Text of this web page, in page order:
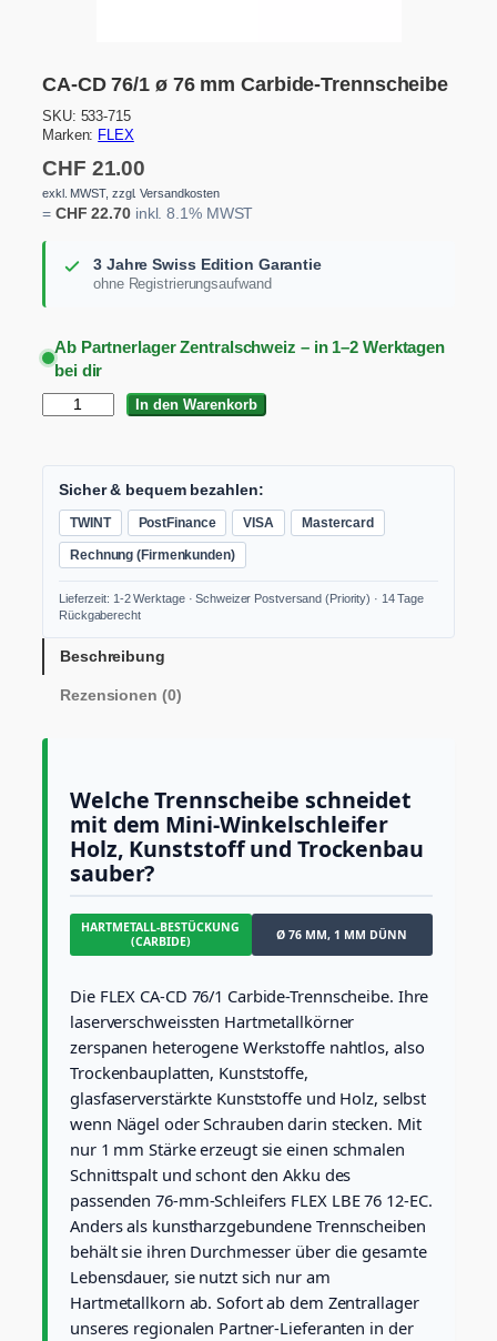
CA-CD 76/1 ø 76 mm Carbide-Trennscheibe
CHF 21.00
exkl. MWST, zzgl. Versandkosten
= CHF 22.70inkl. 8.1% MWST
3 Jahre Swiss Edition Garantie
ohne Registrierungsaufwand
Ab Partnerlager Zentralschweiz – in 1–2 Werktagen
bei dir
m
r
In den Warenkorb
Sicher & bequem bezahlen:
TWINT PostFinance VISA Mastercard
Rechnung (Firmenkunden)
Lieferzeit: 1-2 Werktage · Schweizer Postversand (Priority) · 14 Tage
Rückgaberecht
SKU: 533-715
Marken: FLEX
Beschreibung
Rezensionen (0)
Welche Trennscheibe schneidet
mit dem Mini-Winkelschleifer
Holz, Kunststoff und Trockenbau
sauber?
HARTMETALL-BESTÜCKUNG
(CARBIDE)
Ø 76 MM, 1 MM DÜNN
Die FLEX CA-CD 76/1 Carbide-Trennscheibe. Ihre
laserverschweissten Hartmetallkörner
zerspanen heterogene Werkstoffe nahtlos, also
Trockenbauplatten, Kunststoffe,
glasfaserverstärkte Kunststoffe und Holz, selbst
wenn Nägel oder Schrauben darin stecken. Mit
nur 1 mm Stärke erzeugt sie einen schmalen
Schnittspalt und schont den Akku des
passenden 76-mm-Schleifers FLEX LBE 76 12-EC.
Anders als kunstharzgebundene Trennscheiben
behält sie ihren Durchmesser über die gesamte
Lebensdauer, sie nutzt sich nur am
Hartmetallkorn ab. Sofort ab dem Zentrallager
unseres regionalen Partner-Lieferanten in der